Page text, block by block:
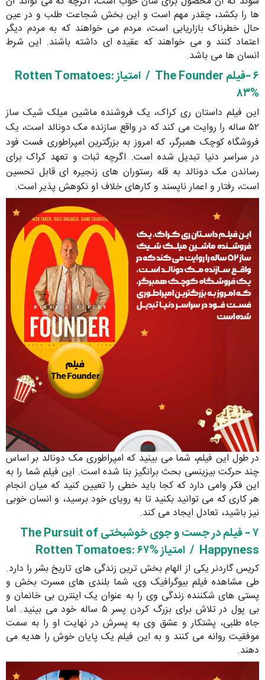
ها را بکشد، چقدر مهم است و این بخش شجاعت طلب و در عین
حال خطرناک بازاریابی است، مردم می خواهند که به مردم دیگر
اعتماد کنند و می خواهند که عقیده ای داشته باشند. این شرط
انسان ها می باشد.
۶ –فیلم The Founder / امتیاز Rotten Tomatoes:
۸۳%
این فیلم داستان ری کراک، یک فروشنده ماشین میلک شیک ساز
۵۲ ساله را روایت می کند که در واقع سازنده مک دونالد است، یک
فروشگاه کوچک همبرگر، که امروز به بزرگترین امپراطوری فست فود
در سراسر دنیا تبدیل شده است. اگرچه ثبات و تعهد کراک برای
رساندن مک دونالد به قله رستوران های زنجیره ای قابل تحسین
است، رفتار و اعمار ناپسند و کارهای خلاف او نکوهش پذیر است.
در طول این فیلم، شما می بینید که امپراطوری مک دونالد بر اساس
چند حرکت بیزینسی بحث برانگیز بنا شده است. این فیلم شما را به
این فکر وامی دارد که کجا باید خطی را تعیین کنید که میان انجام
هر کاری که می توانید بکنید تا به رویای خود برسید، و انسان خوبی
نیز باشید، تعادل ایجاد می کند.
۷ – فیلم در جست و جوی خوشبختی
The Pursuit of
Happyness /
امتیاز Rotten Tomatoes: ۶۷%
کریس گاردنر یکی از الهام بخش ترین زندگی های تاریخ بشر را دارد.
طی مشاهده فیلم بیوگرافیک وی، شما بلندی های مسرت بخش و
پستی های شکننده زندگی وی را به عنوان یک اینترن بی خانمان و
بی پول در تلاش برای بزرگ کردن پسر ۵ ساله خود می بینید. اما
جاه طلبی، پشتکار و عشق وی به پسرش در نهایت او را به سمت
موفقیت روانه می کنند و به این فیلم یک پایان خوش را هدیه می
دهند.